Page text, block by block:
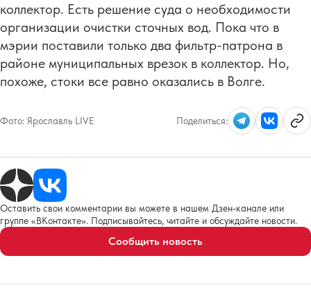
коллектор. Есть решение суда о необходимости
организации очистки сточных вод. Пока что в
мэрии поставили только два фильтр-патрона в
районе муниципальных врезок в коллектор. Но,
похоже, стоки все равно оказались в Волге.
Фото: Ярославль LIVE Поделиться:
Оставить свои комментарии вы можете в нашем Дзен-канале или
группе «ВКонтакте». Подписывайтесь, читайте и обсуждайте новости.
Сообщить новость